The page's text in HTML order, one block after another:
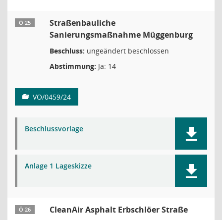
Ö 25
Straßenbauliche
Sanierungsmaßnahme Müggenburg
Beschluss: ungeändert beschlossen
Abstimmung: Ja: 14
VO/0459/24
Beschlussvorlage
Anlage 1 Lageskizze
Ö 26 CleanAir Asphalt Erbschlöer Straße